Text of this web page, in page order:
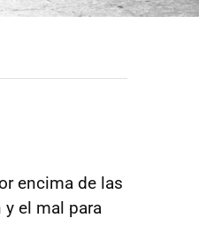
encima de las
el mal para